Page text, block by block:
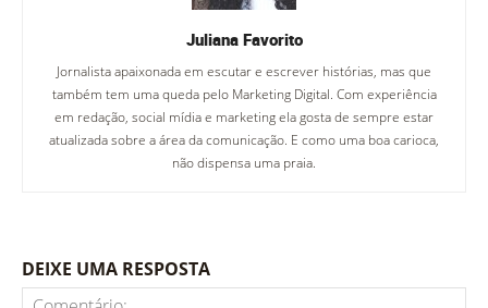
Juliana Favorito
Jornalista apaixonada em escutar e escrever histórias, mas que
também tem uma queda pelo Marketing Digital. Com experiência
em redação, social mídia e marketing ela gosta de sempre estar
atualizada sobre a área da comunicação. E como uma boa carioca,
não dispensa uma praia.
DEIXE UMA RESPOSTA